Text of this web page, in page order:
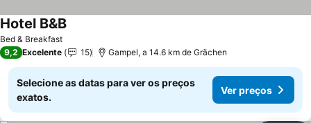
Bed & Breakfast
Hotel B&B
9,2 Excelente 15 Gampel, a 14.6 km de Grächen
Selecione as datas para ver os preços
exatos.
Ver preços